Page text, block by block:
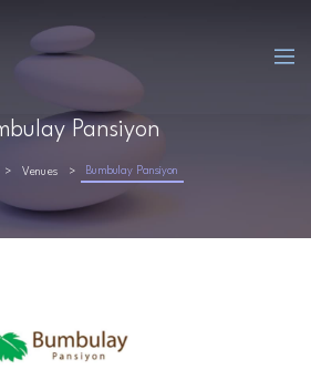
Pansiyon
Venues Bumbulay Pansiyon